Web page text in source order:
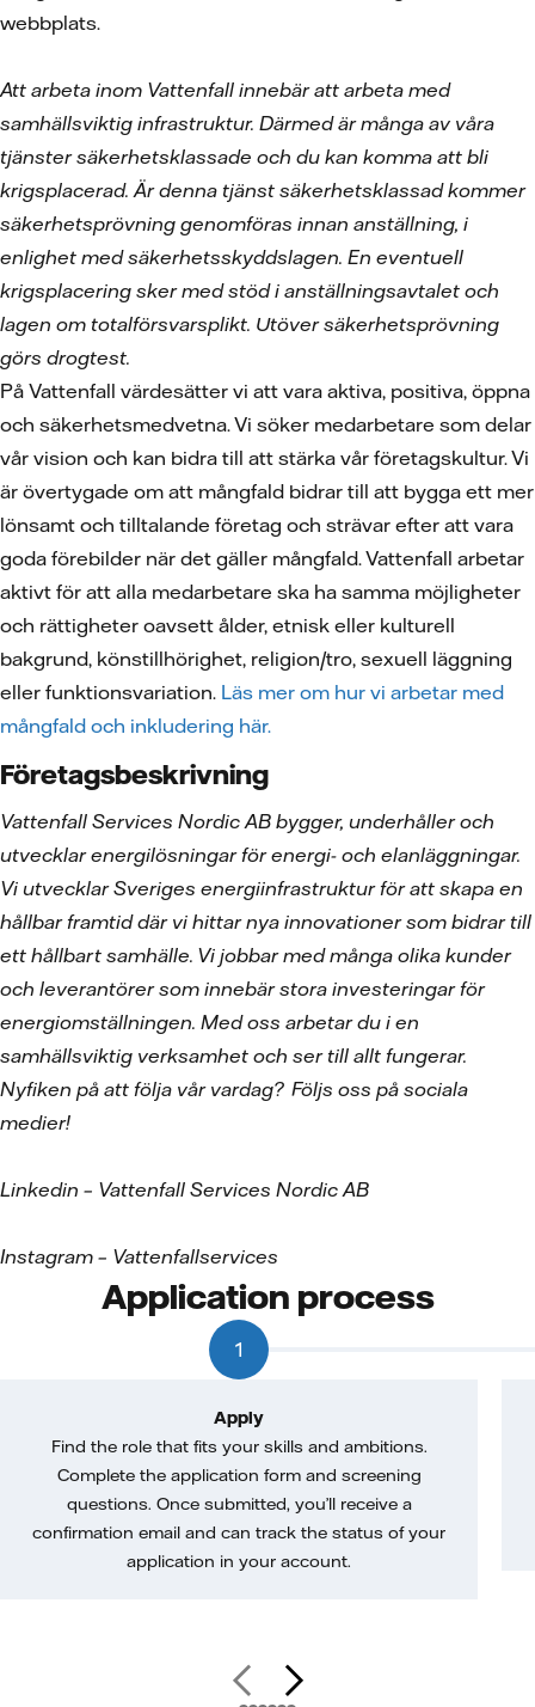
webbplats.
Att arbeta inom Vattenfall innebär att arbeta med
samhällsviktig infrastruktur. Därmed är många av våra
tjänster säkerhetsklassade och du kan komma att bli
krigsplacerad. Är denna tjänst säkerhetsklassad kommer
säkerhetsprövning genomföras innan anställning, i
enlighet med säkerhetsskyddslagen. En eventuell
krigsplacering sker med stöd i anställningsavtalet och
lagen om totalförsvarsplikt. Utöver säkerhetsprövning
görs drogtest.
På Vattenfall värdesätter vi att vara aktiva, positiva, öppna
och säkerhetsmedvetna. Vi söker medarbetare som delar
vår vision och kan bidra till att stärka vår företagskultur. Vi
är övertygade om att mångfald bidrar till att bygga ett mer
lönsamt och tilltalande företag och strävar efter att vara
goda förebilder när det gäller mångfald. Vattenfall arbetar
aktivt för att alla medarbetare ska ha samma möjligheter
och rättigheter oavsett ålder, etnisk eller kulturell
bakgrund, könstillhörighet, religion/tro, sexuell läggning
eller funktionsvariation. Läs mer om hur vi arbetar med
mångfald och inkludering här.
Företagsbeskrivning
Vattenfall Services Nordic AB bygger, underhåller och
utvecklar energilösningar för energi- och elanläggningar.
Vi utvecklar Sveriges energiinfrastruktur för att skapa en
hållbar framtid där vi hittar nya innovationer som bidrar till
ett hållbart samhälle. Vi jobbar med många olika kunder
och leverantörer som innebär stora investeringar för
energiomställningen. Med oss arbetar du i en
samhällsviktig verksamhet och ser till allt fungerar.
Nyfiken på att följa vår vardag? Följs oss på sociala
medier!
Linkedin – Vattenfall Services Nordic AB
Instagram – Vattenfallservices
Application process
1
Apply
Find the role that fits your skills and ambitions.
Complete the application form and screening
questions. Once submitted, you’ll receive a
confirmation email and can track the status of your
application in your account.